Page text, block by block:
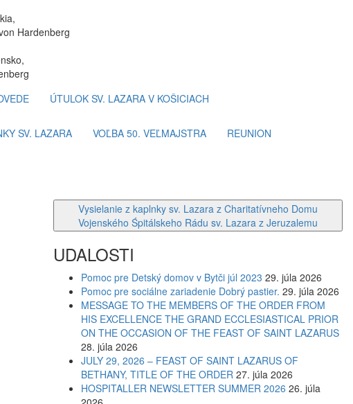
Hardenberg
ÚTULOK SV. LAZARA V KOŠICIACH
SV. LAZARA VOĽBA 50. VEĽMAJSTRA REUNION
Vysielanie z kaplnky sv. Lazara z Charitatívneho Domu
Vojenského Śpitálskeho Rádu sv. Lazara z Jeruzalemu
UDALOSTI
Pomoc pre Detský domov v Bytči júl 2023 29. júla 2026
Pomoc pre sociálne zariadenie Dobrý pastier. 29. júla 2026
MESSAGE TO THE MEMBERS OF THE ORDER FROM
HIS EXCELLENCE THE GRAND ECCLESIASTICAL PRIOR
ON THE OCCASION OF THE FEAST OF SAINT LAZARUS
28. júla 2026
JULY 29, 2026 – FEAST OF SAINT LAZARUS OF
BETHANY, TITLE OF THE ORDER 27. júla 2026
HOSPITALLER NEWSLETTER SUMMER 2026 26. júla